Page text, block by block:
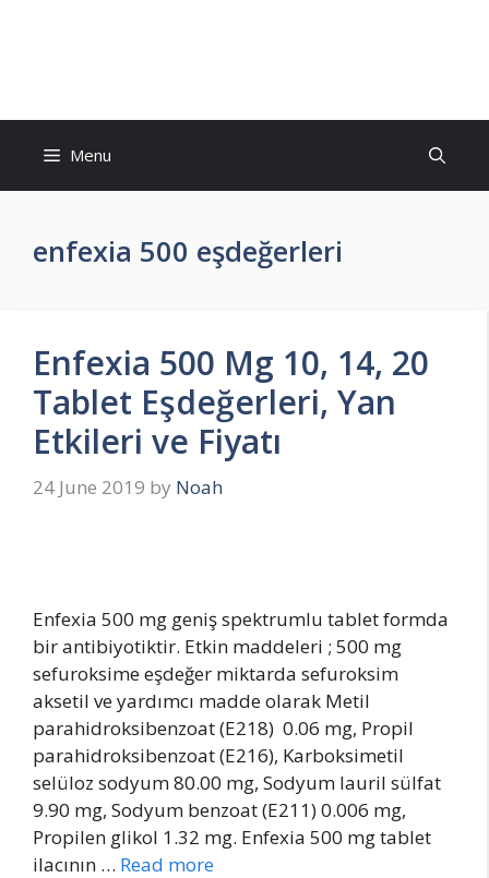
Menu
enfexia 500 eşdeğerleri
Enfexia 500 Mg 10, 14, 20
Tablet Eşdeğerleri, Yan
Etkileri ve Fiyatı
24 June 2019 by Noah
Enfexia 500 mg geniş spektrumlu tablet formda
bir antibiyotiktir. Etkin maddeleri ; 500 mg
sefuroksime eşdeğer miktarda sefuroksim
aksetil ve yardımcı madde olarak Metil
parahidroksibenzoat (E218) 0.06 mg, Propil
parahidroksibenzoat (E216), Karboksimetil
selüloz sodyum 80.00 mg, Sodyum lauril sülfat
9.90 mg, Sodyum benzoat (E211) 0.006 mg,
Propilen glikol 1.32 mg. Enfexia 500 mg tablet
ilacının … Read more